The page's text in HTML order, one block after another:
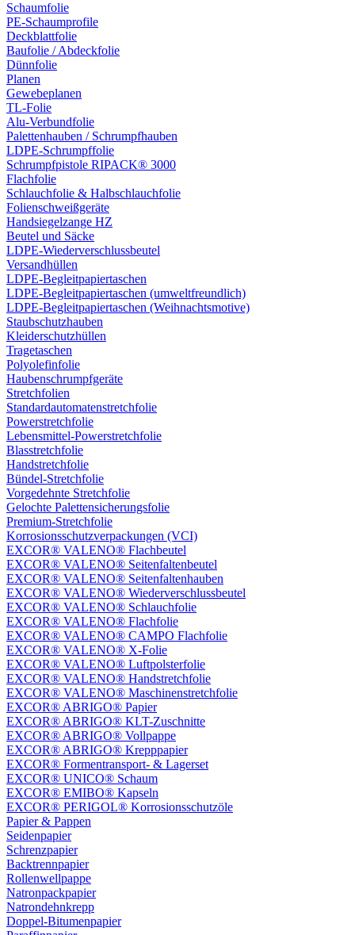
Schaumfolie
PE-Schaumprofile
Deckblattfolie
Baufolie / Abdeckfolie
Dünnfolie
Planen
Gewebeplanen
TL-Folie
Alu-Verbundfolie
Palettenhauben / Schrumpfhauben
LDPE-Schrumpffolie
Schrumpfpistole RIPACK® 3000
Flachfolie
Schlauchfolie & Halbschlauchfolie
Folienschweißgeräte
Handsiegelzange HZ
Beutel und Säcke
LDPE-Wiederverschlussbeutel
Versandhüllen
LDPE-Begleitpapiertaschen
LDPE-Begleitpapiertaschen (umweltfreundlich)
LDPE-Begleitpapiertaschen (Weihnachtsmotive)
Staubschutzhauben
Kleiderschutzhüllen
Tragetaschen
Polyolefinfolie
Haubenschrumpfgeräte
Stretchfolien
Standardautomatenstretchfolie
Powerstretchfolie
Lebensmittel-Powerstretchfolie
Blasstretchfolie
Handstretchfolie
Bündel-Stretchfolie
Vorgedehnte Stretchfolie
Gelochte Palettensicherungsfolie
Premium-Stretchfolie
Korrosionsschutzverpackungen (VCI)
EXCOR® VALENO® Flachbeutel
EXCOR® VALENO® Seitenfaltenbeutel
EXCOR® VALENO® Seitenfaltenhauben
EXCOR® VALENO® Wiederverschlussbeutel
EXCOR® VALENO® Schlauchfolie
EXCOR® VALENO® Flachfolie
EXCOR® VALENO® CAMPO Flachfolie
EXCOR® VALENO® X-Folie
EXCOR® VALENO® Luftpolsterfolie
EXCOR® VALENO® Handstretchfolie
EXCOR® VALENO® Maschinenstretchfolie
EXCOR® ABRIGO® Papier
EXCOR® ABRIGO® KLT-Zuschnitte
EXCOR® ABRIGO® Vollpappe
EXCOR® ABRIGO® Krepppapier
EXCOR® Formentransport- & Lagerset
EXCOR® UNICO® Schaum
EXCOR® EMIBO® Kapseln
EXCOR® PERIGOL® Korrosionsschutzöle
Papier & Pappen
Seidenpapier
Schrenzpapier
Backtrennpapier
Rollenwellpappe
Natronpackpapier
Natrondehnkrepp
Doppel-Bitumenpapier